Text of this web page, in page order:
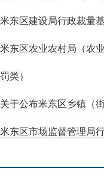
米东区建设局行政裁量
米东区农业农村局（农
罚类）
关于公布米东区乡镇（
米东区市场监督管理局